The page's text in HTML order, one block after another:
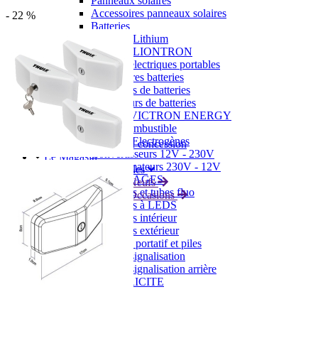
Accessoires panneaux solaires
Batteries
Batteries Lithium
Batteries LIONTRON
Stations électriques portables
Accessoires batteries
Chargeurs de batteries
Séparateurs de batteries
Gamme VICTRON ENERGY
Piles à combustible
Groupes Electrogènes
Convertisseurs 12V - 230V
Transformateurs 230V - 12V
ECLAIRAGES
Ampoules et tubes fluo
Ampoules à LEDS
Eclairages intérieur
Eclairages extérieur
Eclairage portatif et piles
Feux de signalisation
Feux de signalisation arrière
ELECTRICITE
Nouveautés
Déstockage
Ventes Flash
Reconditionnés
Nos Véhicules en concession
Le Magasin
Concession & Véhicules
Nos véhicules Neufs
Nos véhicules Occasions
Le magasin
- 22 %